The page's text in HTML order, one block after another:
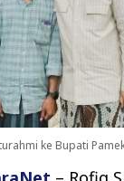
ke Bupati